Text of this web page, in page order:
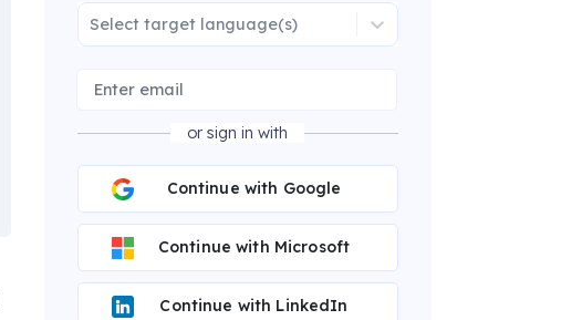
Select target language(s)
or sign in with
Continue with Google
Continue with Microsoft
Continue with LinkedIn